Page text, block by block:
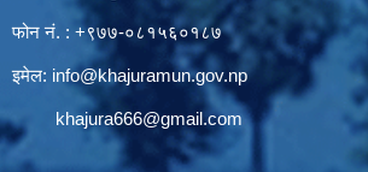
फोन नं. : +९७७-०८१५६०१८७
इमेल: info@khajuramun.gov.np
khajura666@gmail.com